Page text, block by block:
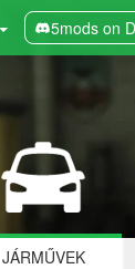
5mods on
JÁRMŰVEK